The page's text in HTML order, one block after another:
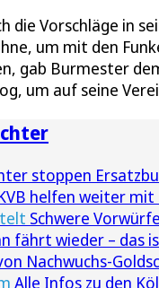
die Vorschläge in
um mit den
gab Burmester
um auf seine
stoppen
helfen weiter mit
Schwere
fährt wieder – das
Nachwuchs-
Alle Infos zu den